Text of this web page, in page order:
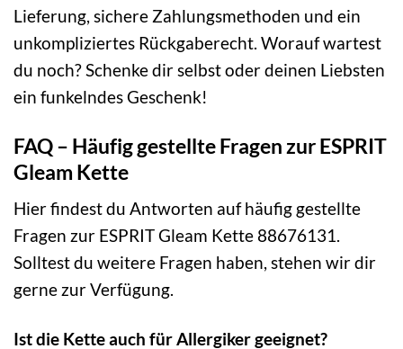
Lieferung, sichere Zahlungsmethoden und ein
unkompliziertes Rückgaberecht. Worauf wartest
du noch? Schenke dir selbst oder deinen Liebsten
ein funkelndes Geschenk!
FAQ – Häufig gestellte Fragen zur ESPRIT
Gleam Kette
Hier findest du Antworten auf häufig gestellte
Fragen zur ESPRIT Gleam Kette 88676131.
Solltest du weitere Fragen haben, stehen wir dir
gerne zur Verfügung.
Ist die Kette auch für Allergiker geeignet?